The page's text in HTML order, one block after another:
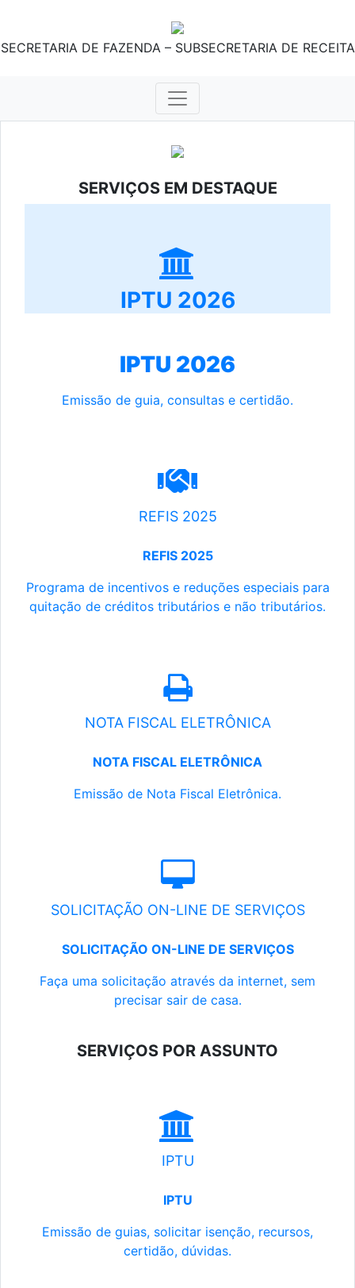
SECRETARIA DE FAZENDA – SUBSECRETARIA DE RECEITA
SERVIÇOS EM DESTAQUE
IPTU 2026
IPTU 2026
Emissão de guia, consultas e certidão.
REFIS 2025
REFIS 2025
Programa de incentivos e reduções especiais para
quitação de créditos tributários e não tributários.
NOTA FISCAL ELETRÔNICA
NOTA FISCAL ELETRÔNICA
Emissão de Nota Fiscal Eletrônica.
SOLICITAÇÃO ON-LINE DE SERVIÇOS
SOLICITAÇÃO ON-LINE DE SERVIÇOS
Faça uma solicitação através da internet, sem
precisar sair de casa.
SERVIÇOS POR ASSUNTO
IPTU
IPTU
Emissão de guias, solicitar isenção, recursos,
certidão, dúvidas.